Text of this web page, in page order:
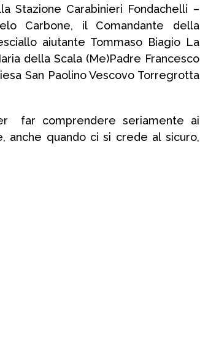
Stazione Carabinieri Fondachelli –
Carbone, il Comandante della
aiutante Tommaso Biagio La
della Scala (Me)Padre Francesco
San Paolino Vescovo Torregrotta
far comprendere seriamente ai
quando ci si crede al sicuro,